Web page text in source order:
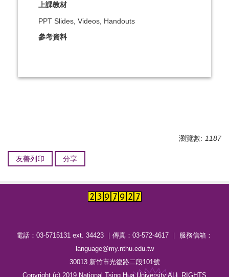
上課教材
PPT Slides, Videos, Handouts
參考資料
瀏覽數: 1187
友善列印 分享
電話：03-5715131 ext. 34423 ｜傳真：03-572-4617 ｜ 服務信箱：
language@my.nthu.edu.tw
30013 新竹市光復路二段101號
Copyright (c) 2019 National Tsing Hua University ALL RIGHTS